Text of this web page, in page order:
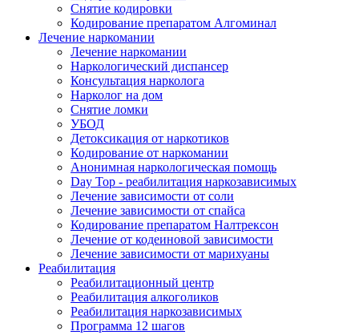
Снятие кодировки
Кодирование препаратом Алгоминал
Лечение наркомании
Лечение наркомании
Наркологический диспансер
Консультация нарколога
Нарколог на дом
Снятие ломки
УБОД
Детоксикация от наркотиков
Кодирование от наркомании
Анонимная наркологическая помощь
Day Top - реабилитация наркозависимых
Лечение зависимости от соли
Лечение зависимости от спайса
Кодирование препаратом Налтрексон
Лечение от кодеиновой зависимости
Лечение зависимости от марихуаны
Реабилитация
Реабилитационный центр
Реабилитация алкоголиков
Реабилитация наркозависимых
Программа 12 шагов